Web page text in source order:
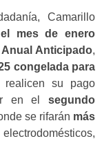
Camarillo
mes de enero
Anual Anticipado,
congelada para
realicen su pago
en elsegundo
se rifarán más